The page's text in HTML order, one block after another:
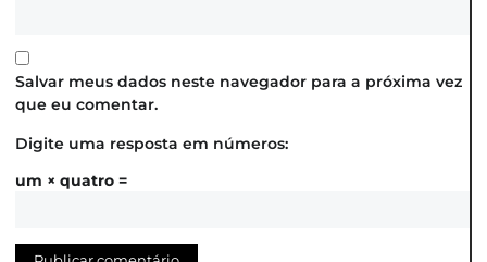
Salvar meus dados neste navegador para a próxima vez
que eu comentar.
Digite uma resposta em números:
um × quatro =